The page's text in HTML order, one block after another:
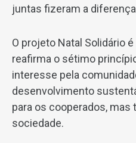
juntas fizeram a
O projeto Natal Solidário
reafirma o sétimo
interesse pela
desenvolvimento
para os cooperados, mas
sociedade.